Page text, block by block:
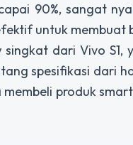
90%, sangat
untuk membuat
dari Vivo S1,
spesifikasi dari
produk